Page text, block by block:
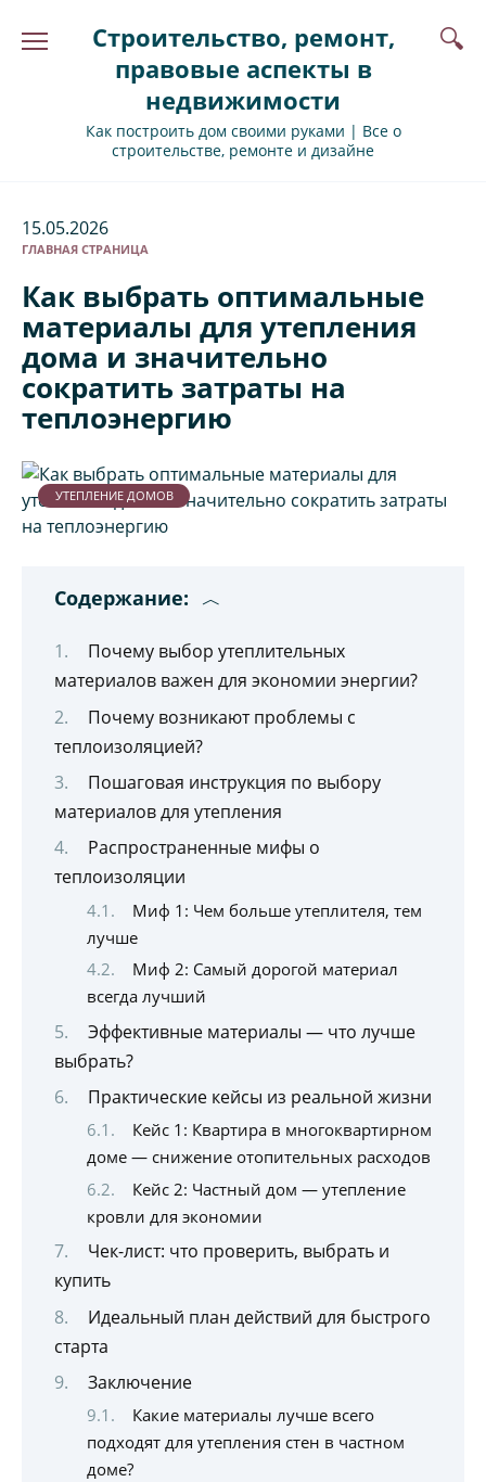
Строительство, ремонт,
правовые аспекты в
недвижимости
Как построить дом своими руками | Все о
строительстве, ремонте и дизайне
15.05.2026
ГЛАВНАЯ СТРАНИЦА
Как выбрать оптимальные
материалы для утепления
дома и значительно
сократить затраты на
теплоэнергию
УТЕПЛЕНИЕ ДОМОВ
Содержание:
Почему выбор утеплительных
материалов важен для экономии энергии?
Почему возникают проблемы с
теплоизоляцией?
Пошаговая инструкция по выбору
материалов для утепления
Распространенные мифы о
теплоизоляции
Миф 1: Чем больше утеплителя, тем
лучше
Миф 2: Самый дорогой материал
всегда лучший
Эффективные материалы — что лучше
выбрать?
Практические кейсы из реальной жизни
Кейс 1: Квартира в многоквартирном
доме — снижение отопительных расходов
Кейс 2: Частный дом — утепление
кровли для экономии
Чек-лист: что проверить, выбрать и
купить
Идеальный план действий для быстрого
старта
Заключение
Какие материалы лучше всего
подходят для утепления стен в частном
доме?